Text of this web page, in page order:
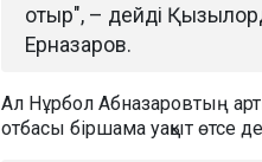
отыр", – дейді
Ерназаров.
Ал Нұрбол Абназаровтың
отбасы біршама уақыт өтсе де